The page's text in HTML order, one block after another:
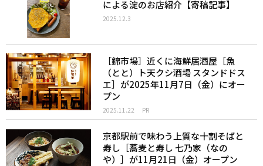
による淀のお店紹介【寄稿記事】
2025.12.3
［錦市場］近くに海鮮居酒屋［魚
（とと）ト天クシ酒場 スタンドドス
エ］が2025年11月7日（金）にオー
プン
2025.11.22 PR
京都駅前で味わう上質な十割そばと
寿し［蕎麦と寿し 七乃家（なの
や）］が11月21日（金）オープン